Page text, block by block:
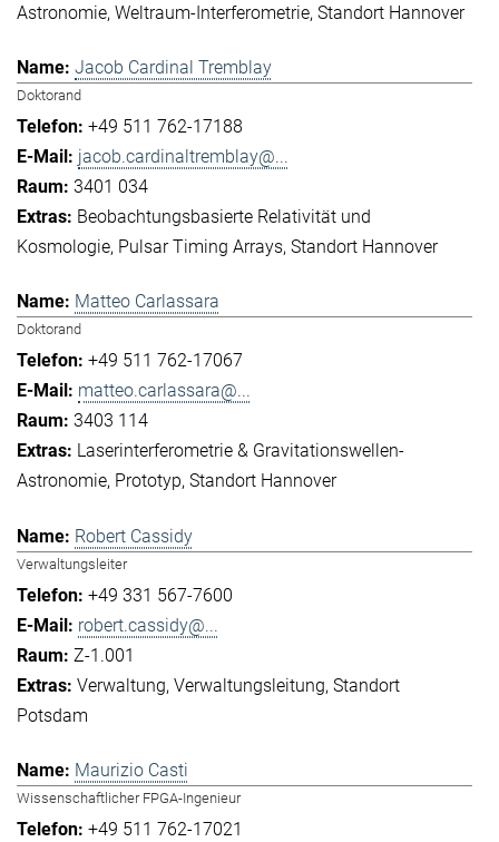
Astronomie Weltraum-Interferometrie Standort Hannover
Jacob Cardinal Tremblay
Doktorand
+49 511 762-17188
jacob.cardinaltremblay@...
3401 034
Beobachtungsbasierte Relativität und
Kosmologie Pulsar Timing Arrays Standort Hannover
Matteo Carlassara
Doktorand
+49 511 762-17067
matteo.carlassara@...
3403 114
Laserinterferometrie & Gravitationswellen-
Astronomie Prototyp Standort Hannover
Robert Cassidy
Verwaltungsleiter
+49 331 567-7600
robert.cassidy@...
Z-1.001
Verwaltung Verwaltungsleitung Standort
Potsdam
Maurizio Casti
Wissenschaftlicher FPGA-Ingenieur
+49 511 762-17021